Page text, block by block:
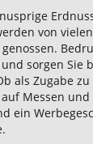
von
sorgen Sie
als Zugabe
Messen
ein